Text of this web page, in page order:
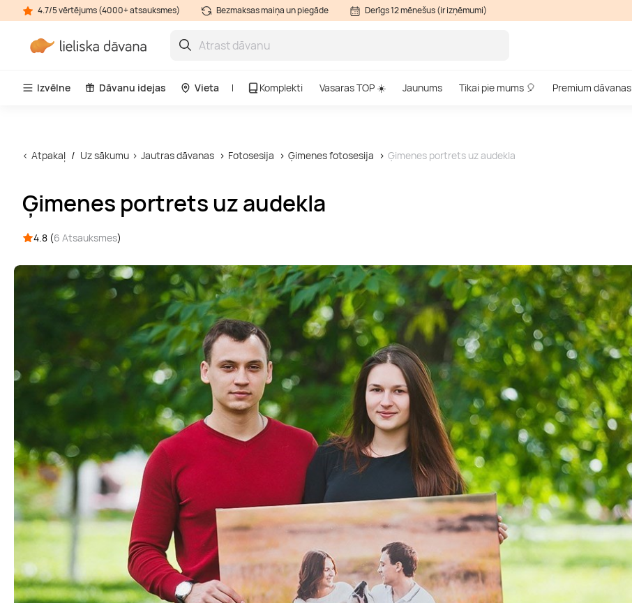
4.7/5 vērtējums (4000+ atsauksmes) Bezmaksas maiņa un piegāde Derīgs 12 mēnešus (ir izņēmumi)
Izvēlne Dāvanu idejas Vieta Komplekti Vasaras TOP ☀️ Jaunums Tikai pie mums 🎈 Premium dāvanas
Atpakaļ Uz sākumu Jautras dāvanas Fotosesija Ģimenes fotosesija Ģimenes portrets uz audekla
Ģimenes portrets uz audekla
4.8 (6 Atsauksmes)